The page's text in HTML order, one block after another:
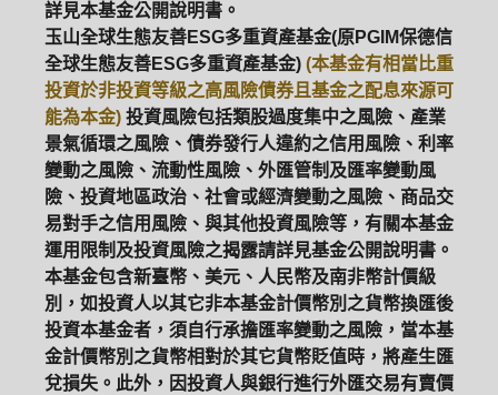
詳見本基金公開說明書。
玉山全球生態友善ESG多重資產基金(原PGIM保德信
全球生態友善ESG多重資產基金) (本基金有相當比重
投資於非投資等級之高風險債券且基金之配息來源可
能為本金) 投資風險包括類股過度集中之風險、產業
景氣循環之風險、債券發行人違約之信用風險、利率
變動之風險、流動性風險、外匯管制及匯率變動風
險、投資地區政治、社會或經濟變動之風險、商品交
易對手之信用風險、與其他投資風險等，有關本基金
運用限制及投資風險之揭露請詳見基金公開說明書。
本基金包含新臺幣、美元、人民幣及南非幣計價級
別，如投資人以其它非本基金計價幣別之貨幣換匯後
投資本基金者，須自行承擔匯率變動之風險，當本基
金計價幣別之貨幣相對於其它貨幣貶值時，將產生匯
兌損失。此外，因投資人與銀行進行外匯交易有賣價